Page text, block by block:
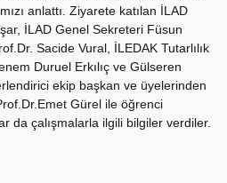
anlattı. Ziyarete katılan İLAD
İLAD Genel Sekreteri Füsun
Sacide Vural, İLEDAK Tutarlılık
Duruel Erkılıç ve Gülseren
ekip başkan ve üyelerinden
Gürel ile öğrenci
da çalışmalarla ilgili bilgiler verdiler.